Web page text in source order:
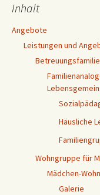
Inhalt
Angebote
Leistungen und
Häusliche
Wohngruppe für
Mädchen-
Galerie